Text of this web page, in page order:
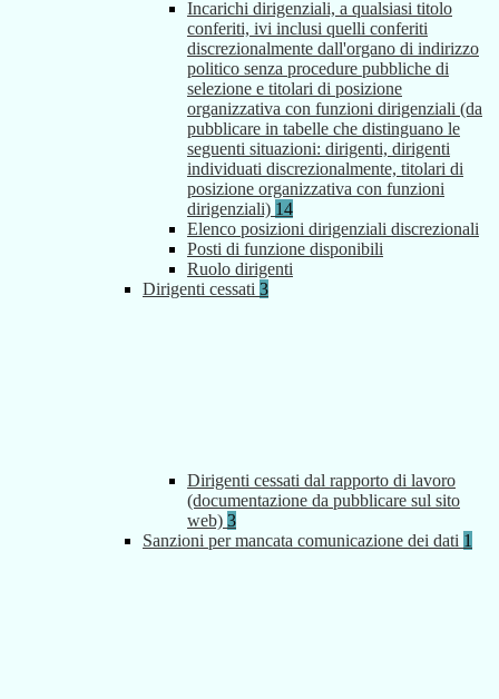
Incarichi dirigenziali, a qualsiasi titolo
conferiti, ivi inclusi quelli conferiti
discrezionalmente dall'organo di indirizzo
politico senza procedure pubbliche di
selezione e titolari di posizione
organizzativa con funzioni dirigenziali (da
pubblicare in tabelle che distinguano le
seguenti situazioni: dirigenti, dirigenti
individuati discrezionalmente, titolari di
posizione organizzativa con funzioni
dirigenziali) 14
Elenco posizioni dirigenziali discrezionali
Posti di funzione disponibili
Ruolo dirigenti
Dirigenti cessati 3
Dirigenti cessati dal rapporto di lavoro
(documentazione da pubblicare sul sito
web) 3
Sanzioni per mancata comunicazione dei dati 1